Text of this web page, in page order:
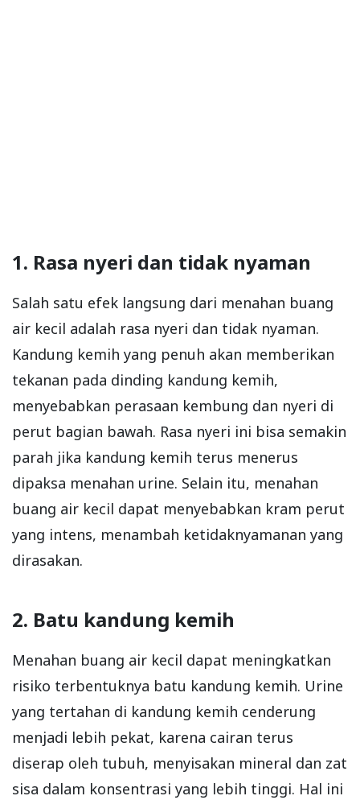
1. Rasa nyeri dan tidak nyaman
Salah satu efek langsung dari menahan buang
air kecil adalah rasa nyeri dan tidak nyaman.
Kandung kemih yang penuh akan memberikan
tekanan pada dinding kandung kemih,
menyebabkan perasaan kembung dan nyeri di
perut bagian bawah. Rasa nyeri ini bisa semakin
parah jika kandung kemih terus menerus
dipaksa menahan urine. Selain itu, menahan
buang air kecil dapat menyebabkan kram perut
yang intens, menambah ketidaknyamanan yang
dirasakan.
2. Batu kandung kemih
Menahan buang air kecil dapat meningkatkan
risiko terbentuknya batu kandung kemih. Urine
yang tertahan di kandung kemih cenderung
menjadi lebih pekat, karena cairan terus
diserap oleh tubuh, menyisakan mineral dan zat
sisa dalam konsentrasi yang lebih tinggi. Hal ini